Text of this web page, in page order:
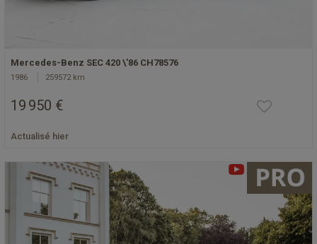
Mercedes-Benz SEC 420 \'86 CH78576
1986 259572 km
19 950 €
Actualisé hier